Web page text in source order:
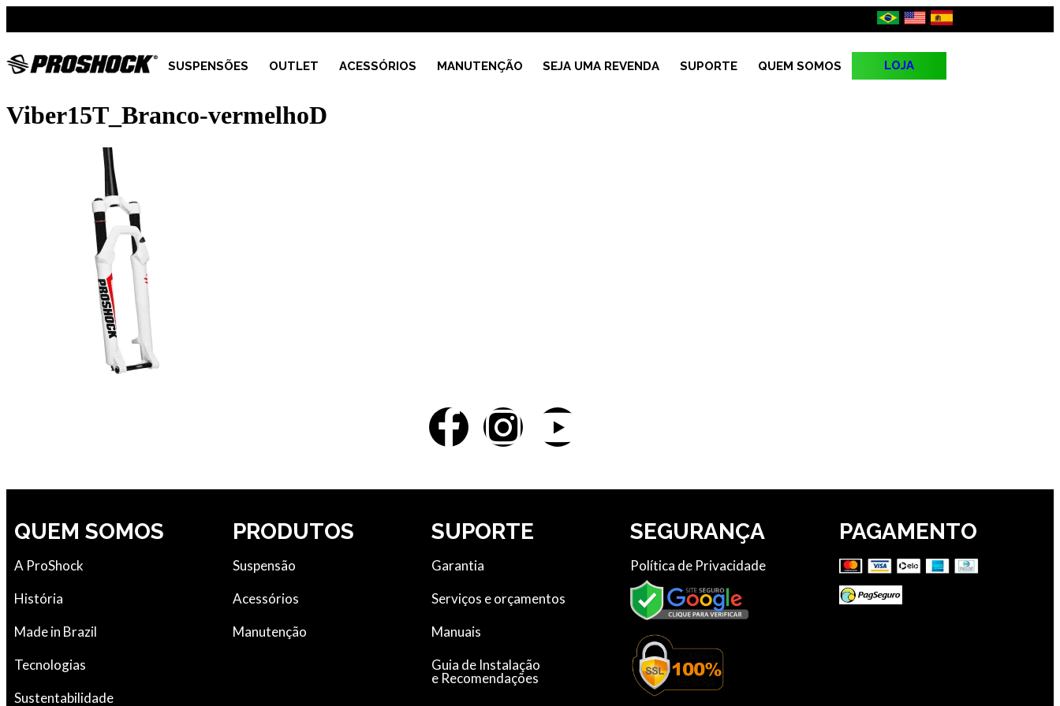
SUSPENSÕES OUTLET ACESSÓRIOS MANUTENÇÃO SEJA UMA REVENDA SUPORTE QUEM SOMOS LOJA
Viber15T_Branco-vermelhoD
QUEM SOMOS
A ProShock
História
Made in Brazil
Tecnologias
Sustentabilidade
PRODUTOS
Suspensão
Acessórios
Manutenção
SUPORTE
Garantia
Serviços e orçamentos
Manuais
Guia de Instalação
e Recomendações
SEGURANÇA
Política de Privacidade
PAGAMENTO